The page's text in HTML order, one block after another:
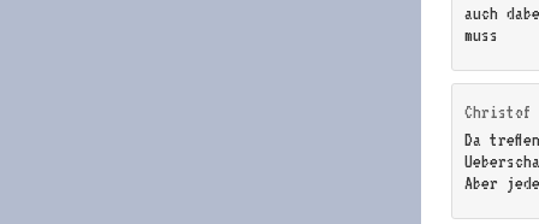
auch
muss
Christof
Da
Aber